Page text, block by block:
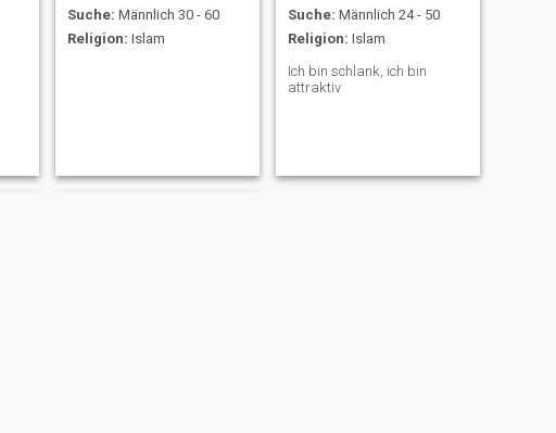
Suche: Männlich 30 - 60
Religion: Islam
Suche: Männlich 24 - 50
Religion: Islam
Ich bin schlank, ich bin
attraktiv